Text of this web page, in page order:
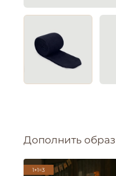
Дополнить образ
1+1=3